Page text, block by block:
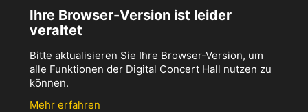
Ihre Browser-Version ist leider
veraltet
Bitte aktualisieren Sie Ihre Browser-Version, um
alle Funktionen der Digital Concert Hall nutzen zu
können.
Mehr erfahren